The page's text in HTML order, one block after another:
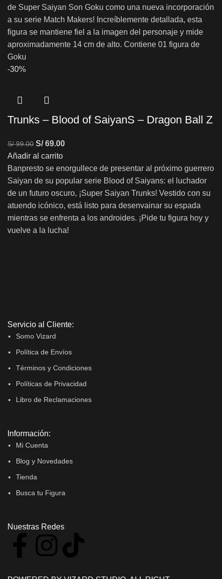
de Super Saiyan Son Goku como una nueva incorporación
a su serie Match Makers! Increíblemente detallada, esta
figura se mantiene fiel a la imagen del personaje y mide
aproximadamente 14 cm de alto. Contiene 01 figura de
Goku
-30%
Trunks – Blood of SaiyanS – Dragon Ball Z
S/99.00 S/69.00
Añadir al carrito
Banpresto se enorgullece de presentar al próximo guerrero
Saiyan de su popular serie Blood of Saiyans: el luchador
de un futuro oscuro, ¡Super Saiyan Trunks! Vestido con su
atuendo icónico, está listo para desenvainar su espada
mientras se enfrenta a los androides. ¡Pide tu figura hoy y
vuelve a la lucha!
Servicio al Cliente:
Somo Vizard
Política de Envíos
Términos y Condiciones
Políticas de Privacidad
Libro de Reclamaciones
Información:
Mi Cuenta
Blog y Novedades
Tienda
Busca tu Figura
Nuestras Redes